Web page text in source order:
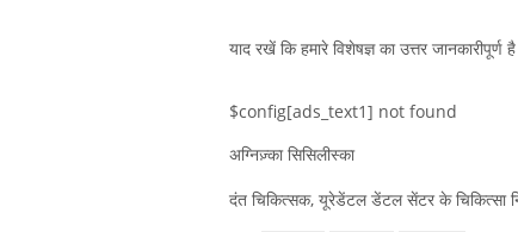
याद रखें कि हमारे विशेषज्ञ का उत्तर
$config[ads_text1] not found
अग्निज़्का सिसिलीस्का
दंत चिकित्सक, यूरेडेंटल डेंटल सेंटर के चिकित्सा